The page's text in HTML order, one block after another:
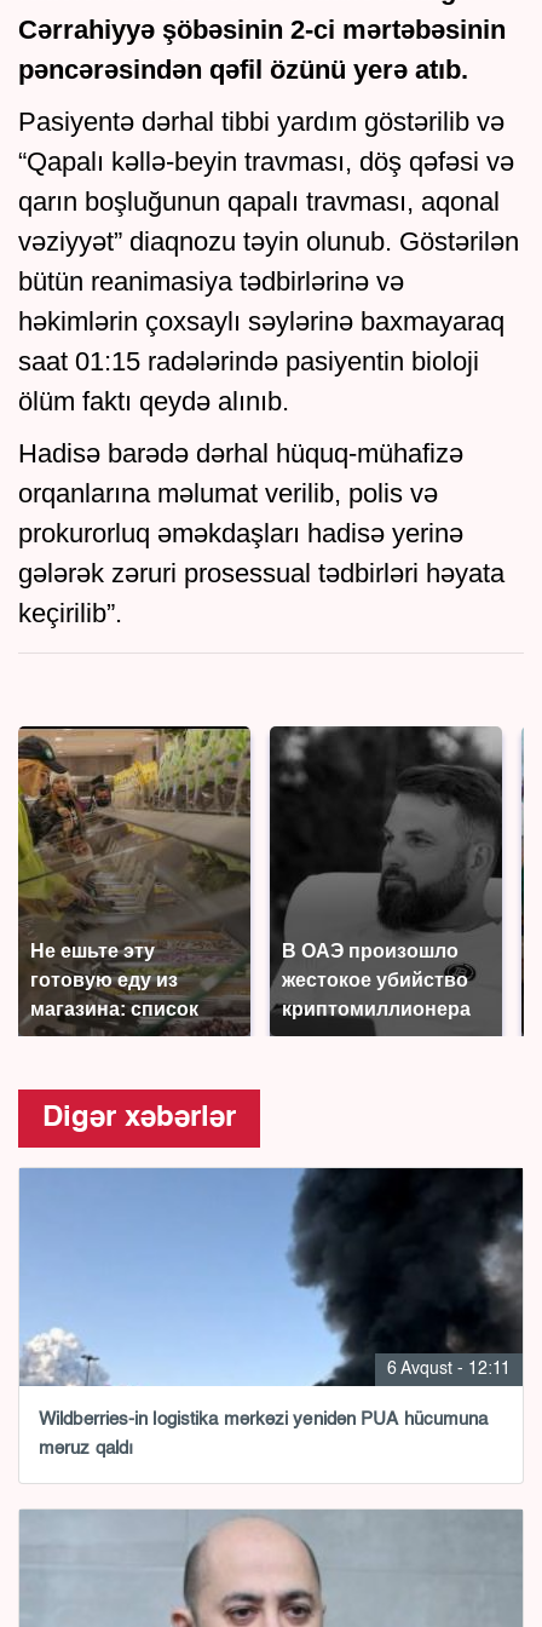
Cərrahiyyə şöbəsinin 2-ci mərtəbəsinin
pəncərəsindən qəfil özünü yerə atıb.
Pasiyentə dərhal tibbi yardım göstərilib və
“Qapalı kəllə-beyin travması, döş qəfəsi və
qarın boşluğunun qapalı travması, aqonal
vəziyyət” diaqnozu təyin olunub. Göstərilən
bütün reanimasiya tədbirlərinə və
həkimlərin çoxsaylı səylərinə baxmayaraq
saat 01:15 radələrində pasiyentin bioloji
ölüm faktı qeydə alınıb.
Hadisə barədə dərhal hüquq-mühafizə
orqanlarına məlumat verilib, polis və
prokurorluq əməkdaşları hadisə yerinə
gələrək zəruri prosessual tədbirləri həyata
keçirilib”.
Не ешьте эту
готовую еду из
магазина: список
В ОАЭ произошло
жестокое убийство
криптомиллионера
Digər xəbərlər
6 Avqust - 12:11
Wildberries-in logistika mərkəzi yenidən PUA hücumuna
məruz qaldı